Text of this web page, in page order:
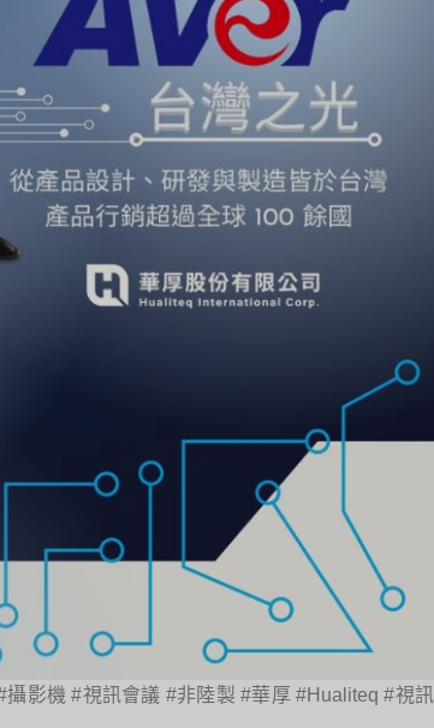
影機 #視訊會議 #非陸製 #華厚 #Hualiteq #視訊